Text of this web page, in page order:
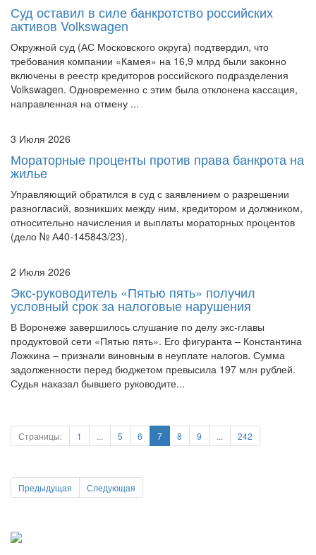
Суд оставил в силе банкротство российских
активов Volkswagen
Окружной суд (АС Московского округа) подтвердил, что
требования компании «Камея» на 16,9 млрд были законно
включены в реестр кредиторов российского подразделения
Volkswagen. Одновременно с этим была отклонена кассация,
направленная на отмену ...
3 Июля 2026
Мораторные проценты против права банкрота на
жилье
Управляющий обратился в суд с заявлением о разрешении
разногласий, возникших между ним, кредитором и должником,
относительно начисления и выплаты мораторных процентов
(дело № А40-145843/23).
2 Июля 2026
Экс-руководитель «Пятью пять» получил
условный срок за налоговые нарушения
В Воронеже завершилось слушание по делу экс-главы
продуктовой сети «Пятью пять». Его фигуранта – Константина
Ложкина – признали виновным в неуплате налогов. Сумма
задолженности перед бюджетом превысила 197 млн рублей.
Судья наказал бывшего руководите...
Страницы: 1 ... 5 6 7 8 9 ... 242
Предыдущая Следующая